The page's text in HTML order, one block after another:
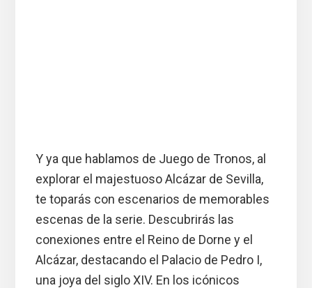
Y ya que hablamos de Juego de Tronos, al
explorar el majestuoso Alcázar de Sevilla,
te toparás con escenarios de memorables
escenas de la serie. Descubrirás las
conexiones entre el Reino de Dorne y el
Alcázar, destacando el Palacio de Pedro I,
una joya del siglo XIV. En los icónicos